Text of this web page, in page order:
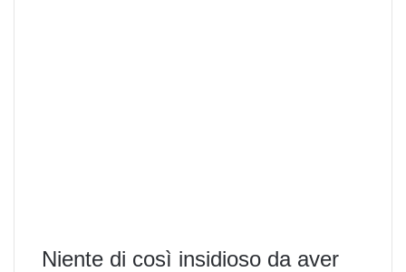
Niente di così insidioso da aver